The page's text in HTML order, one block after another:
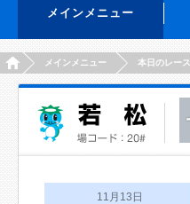
メインメニュー
HOMEメインメニュー 本日のレース
11月13日